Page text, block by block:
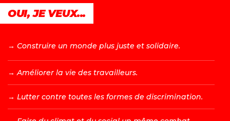
OUI, JE VEUX...
→ Construire un monde plus juste et solidaire.
→ Améliorer la vie des travailleurs.
→ Lutter contre toutes les formes de discrimination.